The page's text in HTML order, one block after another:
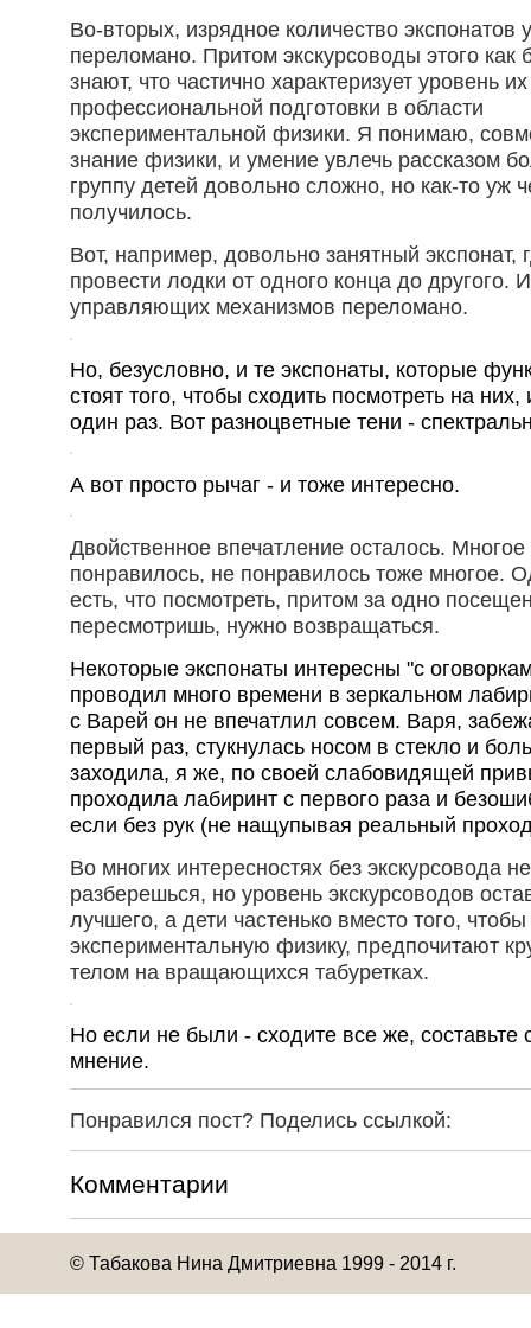
Во-вторых, изрядное количество экспонатов
переломано. Притом экскурсоводы этого как
знают, что частично характеризует уровень их
профессиональной подготовки в области
экспериментальной физики. Я понимаю,
знание физики, и умение увлечь рассказом
группу детей довольно сложно, но как-то уж
получилось.
Вот, например, довольно занятный экспонат,
провести лодки от одного конца до другого.
управляющих механизмов переломано.
Но, безусловно, и те экспонаты, которые
стоят того, чтобы сходить посмотреть на
один раз. Вот разноцветные тени -
А вот просто рычаг - и тоже интересно.
Двойственное впечатление осталось. Многое
понравилось, не понравилось тоже многое.
есть, что посмотреть, притом за одно
пересмотришь, нужно возвращаться.
Некоторые экспонаты интересны "с
проводил много времени в зеркальном
с Варей он не впечатлил совсем. Варя,
первый раз, стукнулась носом в стекло и
заходила, я же, по своей слабовидящей
проходила лабиринт с первого раза и
если без рук (не нащупывая реальный
Во многих интересностях без экскурсовода не
разберешься, но уровень экскурсоводов
лучшего, а дети частенько вместо того, чтобы
экспериментальную физику, предпочитают
телом на вращающихся табуретках.
Но если не были - сходите все же, составьте
мнение.
Понравился пост? Поделись ссылкой:
Комментарии
© Табакова Нина Дмитриевна 1999 - 2014 г.